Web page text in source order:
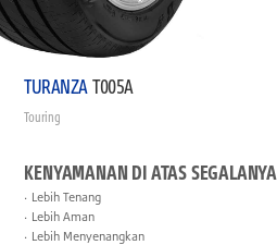
TURANZAT005A
Touring
KENYAMANAN DI ATAS SEGALANYA
Lebih Tenang
Lebih Aman
Lebih Menyenangkan